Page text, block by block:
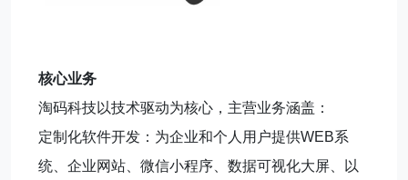
核心业务
淘码科技以技术驱动为核心，主营业务涵盖：
定制化软件开发：为企业和个人用户提供WEB系
统、企业网站、微信小程序、数据可视化大屏、以